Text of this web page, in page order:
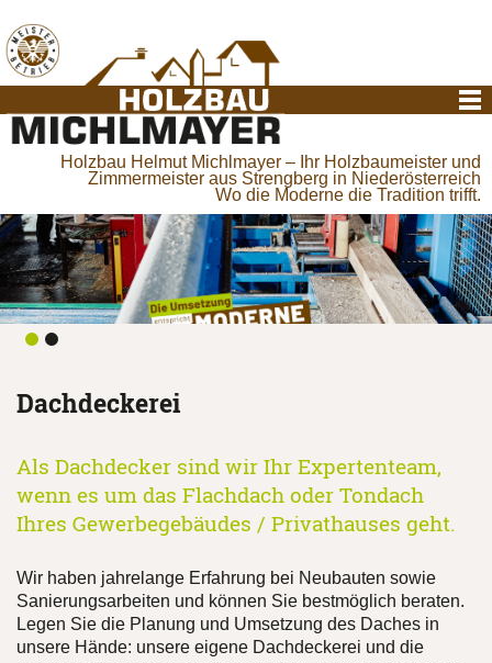
Holzbau Helmut Michlmayer – Ihr Holzbaumeister und
Zimmermeister aus Strengberg in Niederösterreich
Wo die Moderne die Tradition trifft.
Dachdeckerei
Als Dachdecker sind wir Ihr Expertenteam,
wenn es um das Flachdach oder Tondach
Ihres Gewerbegebäudes / Privathauses geht.
Wir haben jahrelange Erfahrung bei Neubauten sowie
Sanierungsarbeiten und können Sie bestmöglich beraten.
Legen Sie die Planung und Umsetzung des Daches in
unsere Hände: unsere eigene Dachdeckerei und die